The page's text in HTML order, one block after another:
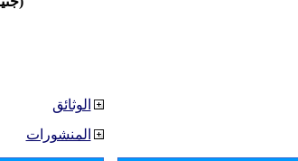
الوثائق
المنشورات